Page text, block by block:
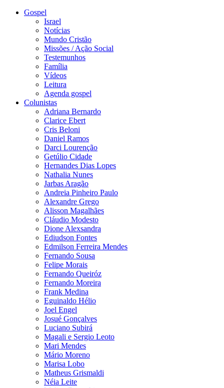
Gospel
Israel
Notícias
Mundo Cristão
Missões / Ação Social
Testemunhos
Família
Vídeos
Leitura
Agenda gospel
Colunistas
Adriana Bernardo
Clarice Ebert
Cris Beloni
Daniel Ramos
Darci Lourenção
Getúlio Cidade
Hernandes Dias Lopes
Nathalia Nunes
Jarbas Aragão
Andreia Pinheiro Paulo
Alexandre Grego
Alisson Magalhães
Cláudio Modesto
Dione Alexsandra
Ediudson Fontes
Edmilson Ferreira Mendes
Fernando Sousa
Felipe Morais
Fernando Queiróz
Fernando Moreira
Frank Medina
Eguinaldo Hélio
Joel Engel
Josué Gonçalves
Luciano Subirá
Magali e Sergio Leoto
Mari Mendes
Mário Moreno
Marisa Lobo
Matheus Grismaldi
Néia Leite